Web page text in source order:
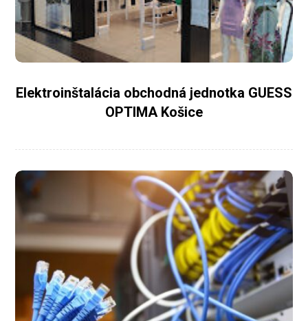
Elektroinštalácia obchodná jednotka GUESS
OPTIMA Košice